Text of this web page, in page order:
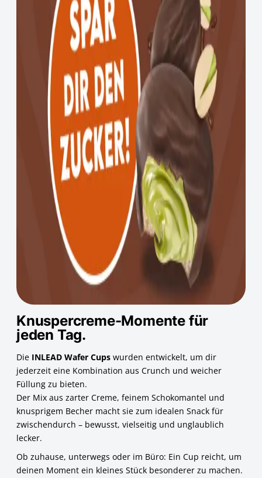
Knuspercreme-Momente für
jeden Tag.
Die INLEAD Wafer Cups wurden entwickelt, um dir
jederzeit eine Kombination aus Crunch und weicher
Füllung zu bieten.
Der Mix aus zarter Creme, feinem Schokomantel und
knusprigem Becher macht sie zum idealen Snack für
zwischendurch – bewusst, vielseitig und unglaublich
lecker.
Ob zuhause, unterwegs oder im Büro: Ein Cup reicht, um
deinen Moment ein kleines Stück besonderer zu machen.